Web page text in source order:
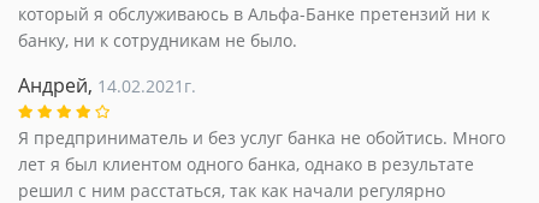
который я обслуживаюсь в Альфа-Банке претензий ни к
банку, ни к сотрудникам не было.
Андрей, 14.02.2021г.
Я предприниматель и без услуг банка не обойтись. Много
лет я был клиентом одного банка, однако в результате
решил с ним расстаться, так как начали регулярно